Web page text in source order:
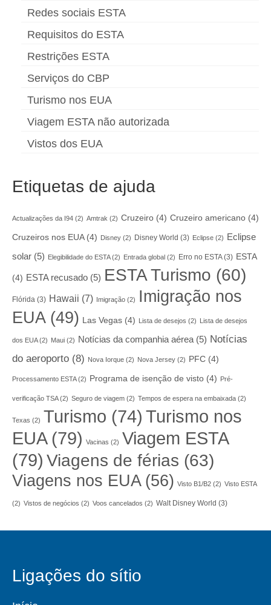
Redes sociais ESTA
Requisitos do ESTA
Restrições ESTA
Serviços do CBP
Turismo nos EUA
Viagem ESTA não autorizada
Vistos dos EUA
Etiquetas de ajuda
Actualizações da I94 (2) Amtrak (2) Cruzeiro (4) Cruzeiro americano (4)
Cruzeiros nos EUA(4) Disney (2) Disney World (3) Eclipse (2) Eclipse
solar (5) Elegibilidade do ESTA(2) Entrada global (2) Erro no ESTA(3) ESTA
(4) ESTA recusado (5) ESTA Turismo (60)
Flórida (3) Hawaii (7) Imigração (2)
Imigração nos
EUA(49) Las Vegas (4) Lista de desejos (2) Lista de desejos
dos EUA(2) Maui (2) Notícias da companhia aérea (5) Notícias
do aeroporto (8) Nova Iorque (2) Nova Jersey (2) PFC (4)
Processamento ESTA(2) Programa de isenção de visto (4) Pré-
verificação TSA(2) Seguro de viagem (2) Tempos de espera na embaixada (2)
Texas (2) Turismo (74) Turismo nos
EUA(79) Vacinas (2) Viagem ESTA
(79) Viagens de férias (63)
Viagens nos EUA(56) Visto B1/B2 (2) Visto ESTA
(2) Vistos de negócios (2) Voos cancelados (2) Walt Disney World (3)
Ligações do sítio